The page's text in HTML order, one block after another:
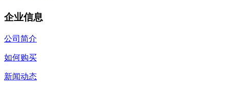
企业信息
公司简介
如何购买
新闻动态